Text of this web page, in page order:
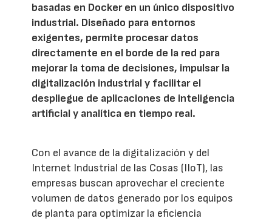
basadas en Docker en un único dispositivo
industrial. Diseñado para entornos
exigentes, permite procesar datos
directamente en el borde de la red para
mejorar la toma de decisiones, impulsar la
digitalización industrial y facilitar el
despliegue de aplicaciones de inteligencia
artificial y analítica en tiempo real.
Con el avance de la digitalización y del
Internet Industrial de las Cosas (IIoT), las
empresas buscan aprovechar el creciente
volumen de datos generado por los equipos
de planta para optimizar la eficiencia